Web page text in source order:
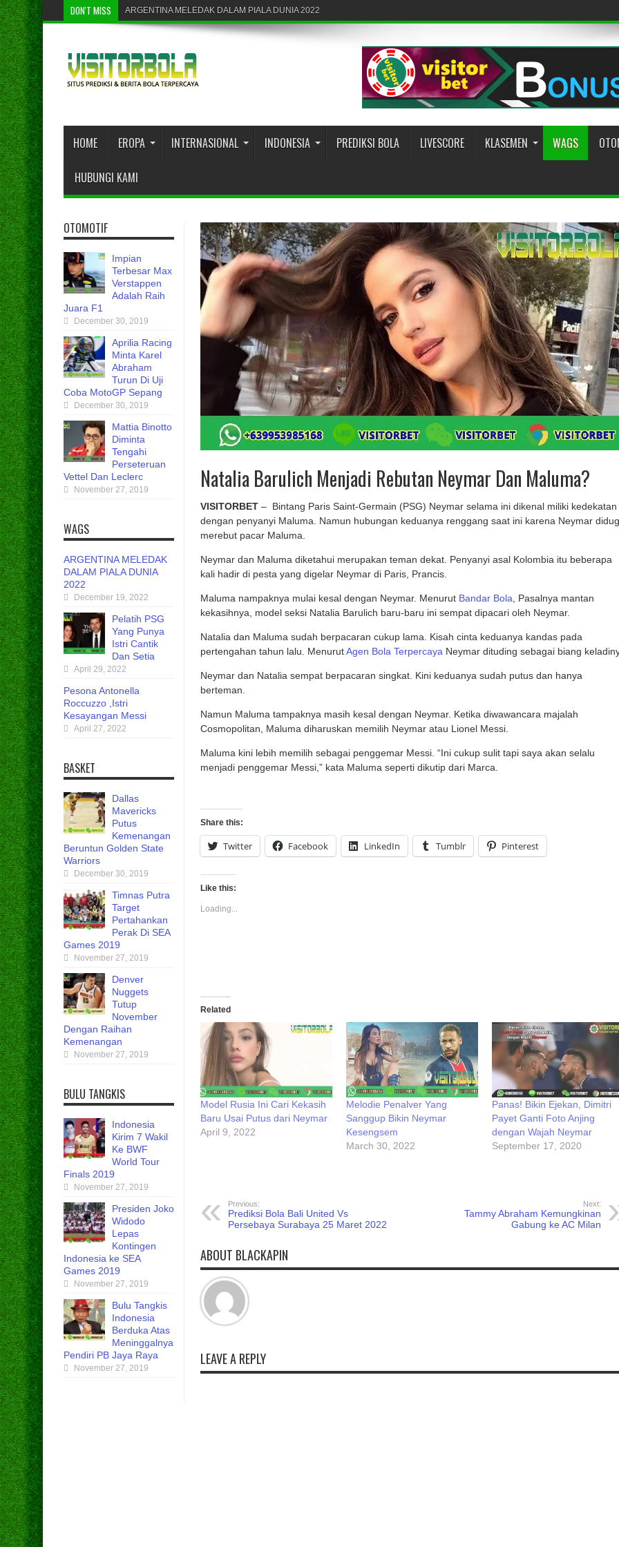
DON'T MISS ARGENTINA MELEDAK DALAM PIALA DUNIA 2022
PRANCIS MELANGKAH KE BABAK FINAL
HOME EROPA INTERNASIONAL INDONESIA PREDIKSI BOLA LIVESCORE KLASEMEN WAGS
HUBUNGI KAMI
Natalia Barulich Menjadi Rebutan Neymar Dan Maluma?
VISITORBET – Bintang Paris Saint-Germain (PSG) Neymar selama ini dikenal miliki kedekatan
dengan penyanyi Maluma. Namun hubungan keduanya renggang saat ini karena Neymar
merebut pacar Maluma.
Neymar dan Maluma diketahui merupakan teman dekat. Penyanyi asal Kolombia itu beberapa
kali hadir di pesta yang digelar Neymar di Paris, Prancis.
Maluma nampaknya mulai kesal dengan Neymar. Menurut Bandar Bola , Pasalnya mantan
kekasihnya, model seksi Natalia Barulich baru-baru ini sempat dipacari oleh Neymar.
Natalia dan Maluma sudah berpacaran cukup lama. Kisah cinta keduanya kandas pada
pertengahan tahun lalu. MenurutAgen Bola Terpercaya Neymar dituding sebagai biang
Neymar dan Natalia sempat berpacaran singkat. Kini keduanya sudah putus dan hanya
berteman.
Namun Maluma tampaknya masih kesal dengan Neymar. Ketika diwawancara majalah
Cosmopolitan, Maluma diharuskan memilih Neymar atau Lionel Messi.
Maluma kini lebih memilih sebagai penggemar Messi. “Ini cukup sulit tapi saya akan selalu
menjadi penggemar Messi,” kata Maluma seperti dikutip dari Marca.
Share this:
Twitter Facebook LinkedIn Tumblr Pinterest
Like this:
Loading...
Related
Model Rusia Ini Cari Kekasih
Baru Usai Putus dari Neymar
April 9, 2022
Melodie Penalver Yang
Sanggup Bikin Neymar
Kesengsem
March 30, 2022
Panas! Bikin Ejekan, Dimitri
Payet Ganti Foto Anjing
dengan Wajah Neymar
September 17, 2020
Previous:
Prediksi Bola Bali United Vs
Persebaya Surabaya 25 Maret 2022
Next:
Tammy Abraham Kemungkinan
Gabung ke AC Milan
ABOUT BLACKAPIN
LEAVE A REPLY
OTOMOTIF
Impian
Terbesar Max
Verstappen
Adalah Raih
Juara F1
December 30, 2019
Aprilia Racing
Minta Karel
Abraham
Turun Di Uji
Coba MotoGP Sepang
December 30, 2019
Mattia Binotto
Diminta
Tengahi
Perseteruan
Vettel Dan Leclerc
November 27, 2019
WAGS
ARGENTINA MELEDAK
DALAM PIALA DUNIA
2022
December 19, 2022
Pelatih PSG
Yang Punya
Istri Cantik
Dan Setia
April 29, 2022
Pesona Antonella
Roccuzzo ,Istri
Kesayangan Messi
April 27, 2022
BASKET
Dallas
Mavericks
Putus
Kemenangan
Beruntun Golden State
Warriors
December 30, 2019
Timnas Putra
Target
Pertahankan
Perak Di SEA
Games 2019
November 27, 2019
Denver
Nuggets
Tutup
November
Dengan Raihan
Kemenangan
November 27, 2019
BULU TANGKIS
Indonesia
Kirim 7 Wakil
Ke BWF
World Tour
Finals 2019
November 27, 2019
Presiden Joko
Widodo
Lepas
Kontingen
Indonesia ke SEA
Games 2019
November 27, 2019
Bulu Tangkis
Indonesia
Berduka Atas
Meninggalnya
Pendiri PB Jaya Raya
November 27, 2019